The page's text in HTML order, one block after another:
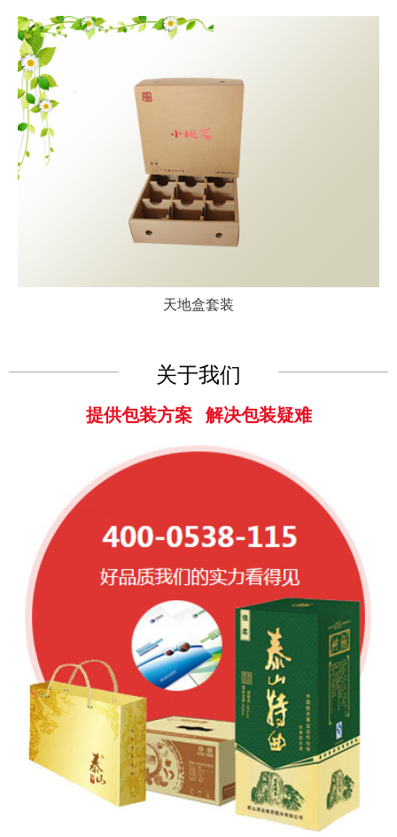
天地盒套装
关于我们
提供包装方案 解决包装疑难